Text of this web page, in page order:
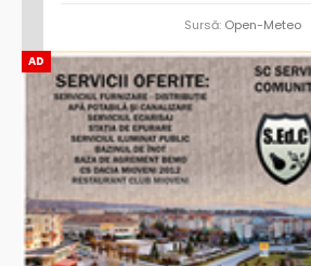
AD
Sursă: Open-Meteo